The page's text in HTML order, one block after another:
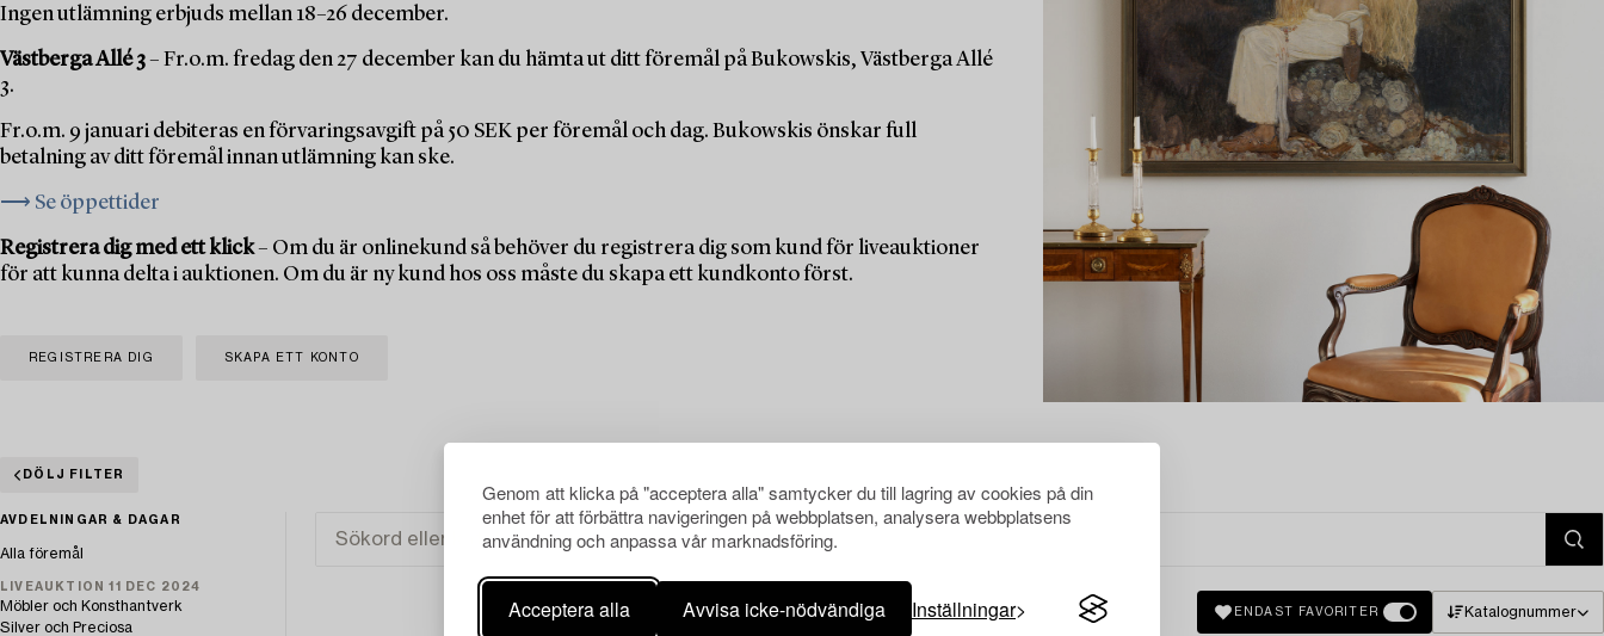
Genom att klicka på "acceptera alla" samtycker du till lagring av cookies på din
enhet för att förbättra navigeringen på webbplatsen, analysera webbplatsens
användning och anpassa vår marknadsföring.
Acceptera alla Avvisa icke-nödvändiga Inställningar
Ingen utlämning erbjuds mellan 18–26 december.
Västberga Allé 3– Fr.o.m. fredag den 27 december kan du hämta ut ditt föremål på Bukowskis, Västberga Allé
3.
Fr.o.m. 9 januari debiteras en förvaringsavgift på 50 SEK per föremål och dag. Bukowskis önskar full
betalning av ditt föremål innan utlämning kan ske.
⟶ Se öppettider
Registrera dig med ett klick– Om du är onlinekund så behöver du registrera dig som kund för liveauktioner
för att kunna delta i auktionen. Om du är ny kund hos oss måste du skapa ett kundkonto först.
REGISTRERA DIG SKAPA ETT KONTO
DÖLJ FILTER
AVDELNINGAR & DAGAR
Alla föremål
LIVEAUKTION 11 DEC 2024
Möbler och Konsthantverk
Silver och Preciosa
ENDAST FAVORITER Katalognummer